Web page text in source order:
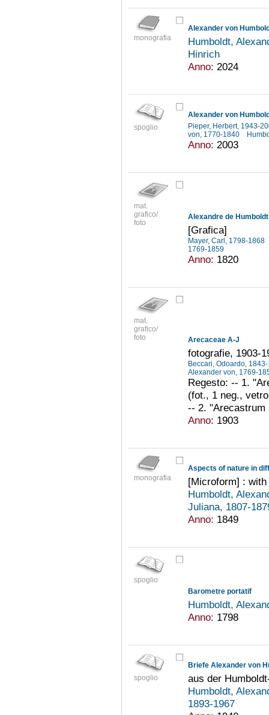
monografia
Humboldt,
Hinrich
Anno: 2024
spoglio
Pieper, Herbert, 1943-
von, 1770-1840
Anno: 2003
mat.
grafico/
foto
Alexandre de Humboldt
[Grafica]
Mayer, Carl, 1798-1868
1769-1859
Anno: 1820
mat.
grafico/
foto
Arecaceae A-J
fotografie, 1903-
Beccari, Odoardo,
Alexander von, 1769-
Regesto: -- 1.
(fot., 1 neg.,
-- 2. "Arecastrum
Anno: 1903
monografia
Aspects of nature in
[Microform] :
Humboldt,
Juliana, 1807-
Anno: 1849
spoglio
Barometre portatif
Humboldt,
Anno: 1798
spoglio
aus der
Humboldt,
1893-1967